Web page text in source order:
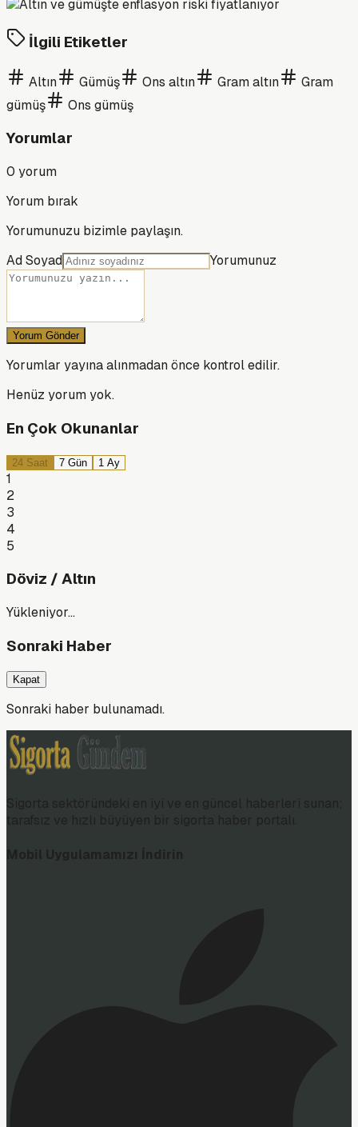
İlgili Etiketler
Altın Gümüş Ons altın Gram altın
Gram
gümüş
Ons gümüş
Yorumlar
0 yorum
Yorum bırak
Yorumunuzu bizimle paylaşın.
Ad Soyad
Yorumunuz
Yorum Gönder
Yorumlar yayına alınmadan önce kontrol edilir.
Henüz yorum yok.
En Çok Okunanlar
24 Saat 7 Gün 1 Ay
1
2
3
4
5
Döviz / Altın
Yükleniyor…
Sonraki Haber
Kapat
Sonraki haber bulunamadı.